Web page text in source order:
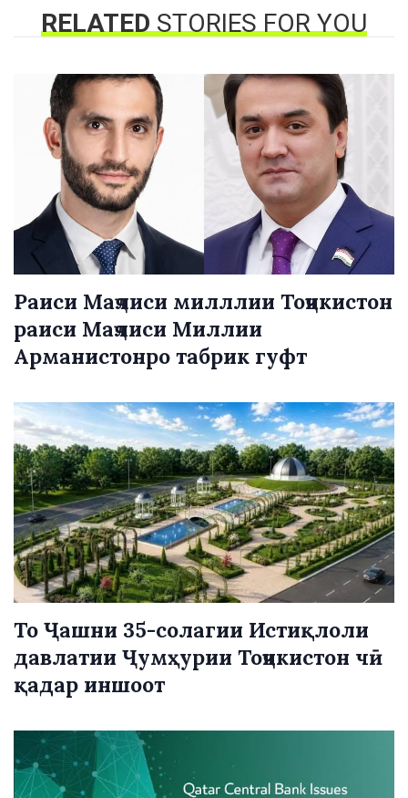
RELATEDSTORIES FOR YOU
Раиси Маҷлиси милллии Тоҷикистон
раиси Маҷлиси Миллии
Арманистонро табрик гуфт
То Ҷашни 35-солагии Истиқлоли
давлатии Ҷумҳурии Тоҷикистон чӣ
қадар иншоот